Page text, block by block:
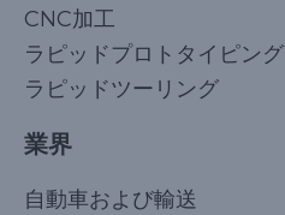
CNC加工
ラピッドプロトタイピング
ラピッドツーリング
業界
自動車および輸送